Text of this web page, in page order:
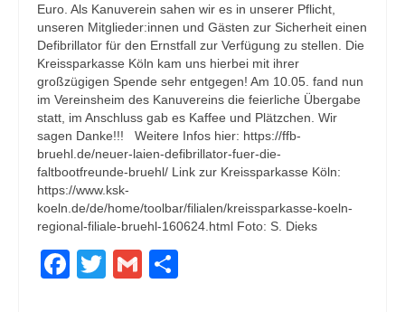
Euro. Als Kanuverein sahen wir es in unserer Pflicht,
unseren Mitglieder:innen und Gästen zur Sicherheit einen
Defibrillator für den Ernstfall zur Verfügung zu stellen. Die
Kreissparkasse Köln kam uns hierbei mit ihrer
großzügigen Spende sehr entgegen! Am 10.05. fand nun
im Vereinsheim des Kanuvereins die feierliche Übergabe
statt, im Anschluss gab es Kaffee und Plätzchen. Wir
sagen Danke!!! Weitere Infos hier: https://ffb-
bruehl.de/neuer-laien-defibrillator-fuer-die-
faltbootfreunde-bruehl/ Link zur Kreissparkasse Köln:
https://www.ksk-
koeln.de/de/home/toolbar/filialen/kreissparkasse-koeln-
regional-filiale-bruehl-160624.html Foto: S. Dieks
Facebook
TwitterGmail